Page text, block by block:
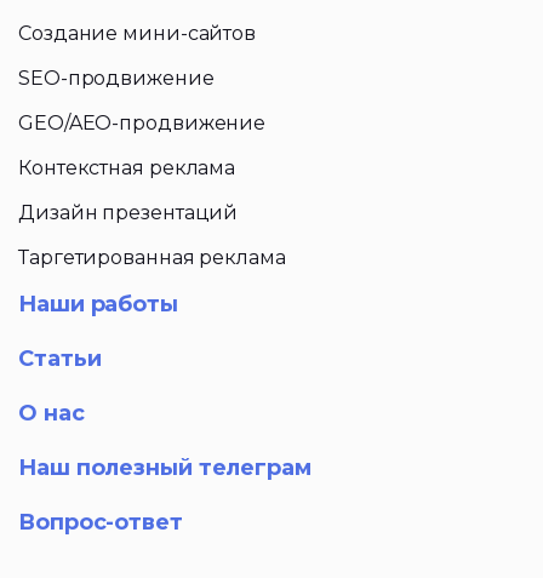
Создание мини-сайтов
SEO-продвижение
GEO/AEO-продвижение
Контекстная реклама
Дизайн презентаций
Таргетированная реклама
Наши работы
Статьи
О нас
Наш полезный телеграм
Вопрос-ответ